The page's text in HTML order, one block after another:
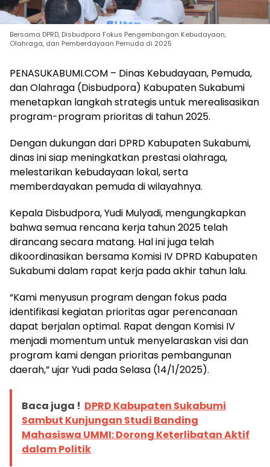
Bersama DPRD, Disbudpora Fokus Pengembangan Kebudayaan,
Olahraga, dan Pemberdayaan Pemuda di 2025
PENASUKABUMI.COM – Dinas Kebudayaan, Pemuda,
dan Olahraga (Disbudpora) Kabupaten Sukabumi
menetapkan langkah strategis untuk merealisasikan
program-program prioritas di tahun 2025.
Dengan dukungan dari DPRD Kabupaten Sukabumi,
dinas ini siap meningkatkan prestasi olahraga,
melestarikan kebudayaan lokal, serta
memberdayakan pemuda di wilayahnya.
Kepala Disbudpora, Yudi Mulyadi, mengungkapkan
bahwa semua rencana kerja tahun 2025 telah
dirancang secara matang. Hal ini juga telah
dikoordinasikan bersama Komisi IV DPRD Kabupaten
Sukabumi dalam rapat kerja pada akhir tahun lalu.
“Kami menyusun program dengan fokus pada
identifikasi kegiatan prioritas agar perencanaan
dapat berjalan optimal. Rapat dengan Komisi IV
menjadi momentum untuk menyelaraskan visi dan
program kami dengan prioritas pembangunan
daerah,” ujar Yudi pada Selasa (14/1/2025).
Baca juga ! DPRD Kabupaten Sukabumi
Sambut Kunjungan Studi Banding
Mahasiswa UMMI: Dorong Keterlibatan Aktif
dalam Politik